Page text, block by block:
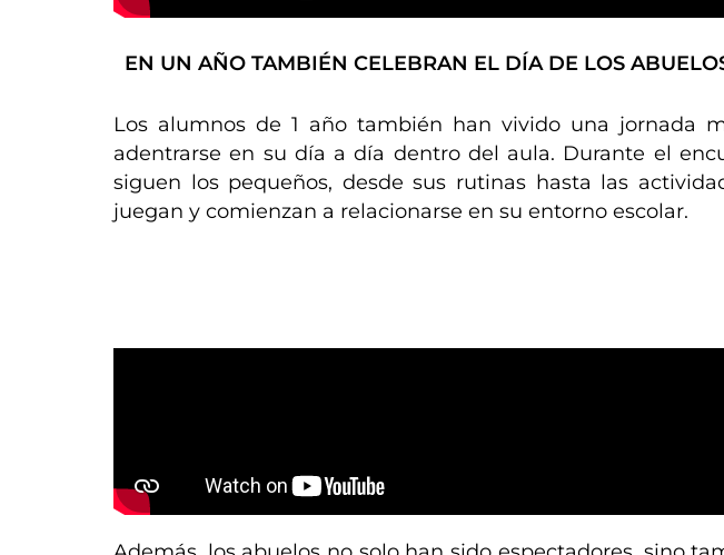
EN UN AÑO TAMBIÉN CELEBRAN EL DÍA DE LOS
Los alumnos de 1 año también han vivido una jornada
adentrarse en su día a día dentro del aula. Durante el
siguen los pequeños, desde sus rutinas hasta las
juegan y comienzan a relacionarse en su entorno escolar.